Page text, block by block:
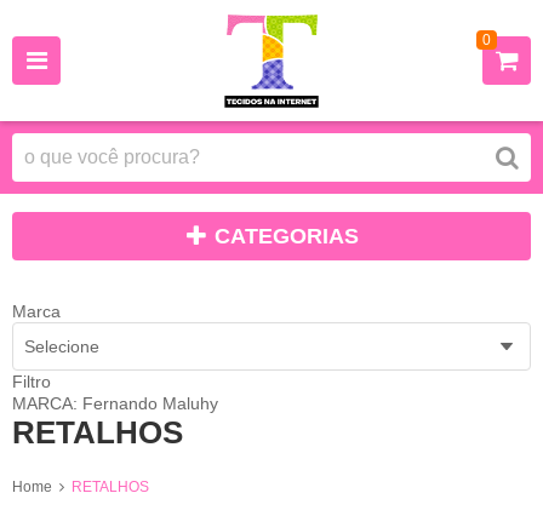
0
CATEGORIAS
Marca
Selecione
Filtro
MARCA: Fernando Maluhy
RETALHOS
Home RETALHOS